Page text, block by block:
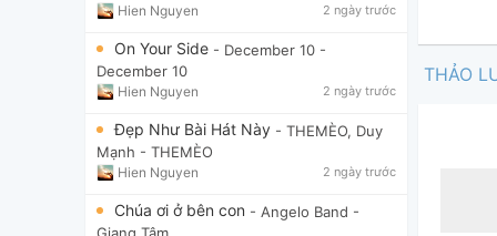
Hien Nguyen 2 ngày trước
On Your Side - December 10 -
December 10
Hien Nguyen 2 ngày trước
Đẹp Như Bài Hát Này - THEMÈO, Duy
Mạnh - THEMÈO
Hien Nguyen 2 ngày trước
Chúa ơi ở bên con - Angelo Band -
THẢO